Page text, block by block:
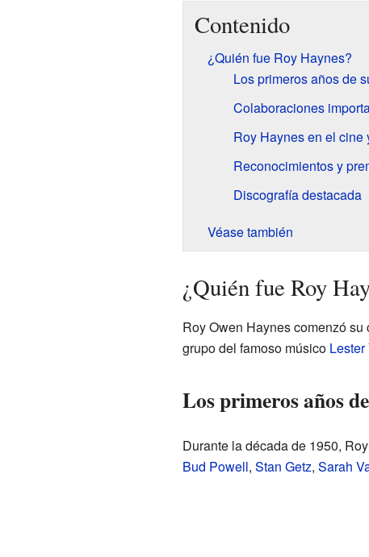
Contenido
¿Quién fue Roy Haynes?
Los primeros años de
Colaboraciones
Roy Haynes en el
Reconocimientos y
Discografía destacada
Véase también
¿Quién fue Roy
Roy Owen Haynes comenzó
grupo del famoso músico Lester
Los primeros años
Durante la década de 1950,
Bud Powell, Stan Getz, Sarah